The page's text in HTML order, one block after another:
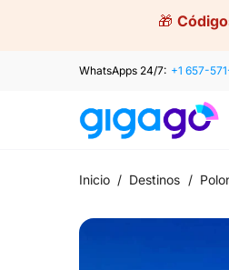
🎁
WhatsApps 24/7: +1 657-
Inicio / Destinos /